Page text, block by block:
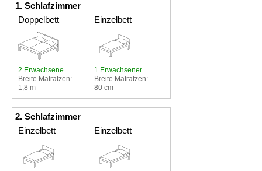
1. Schlafzimmer
Doppelbett
2 Erwachsene
Breite Matratzen:
1,8 m
Einzelbett
1 Erwachsener
Breite Matratzen:
80 cm
2. Schlafzimmer
Einzelbett
Einzelbett